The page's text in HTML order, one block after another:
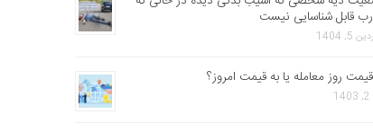
قابل شناسایی نیست
5, 1404
روز معامله یا به قیمت امروز؟